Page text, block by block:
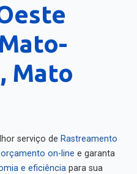
Mato
serviço de Rastreamento
orçamento on-line e garanta
e eficiência para sua